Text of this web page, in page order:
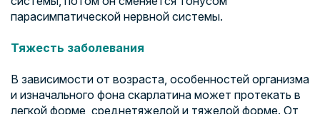
парасимпатической нервной системы.
Тяжесть заболевания
В зависимости от возраста, особенностей организма
и изначального фона скарлатина может протекать в
легкой форме, среднетяжелой и тяжелой форме. От